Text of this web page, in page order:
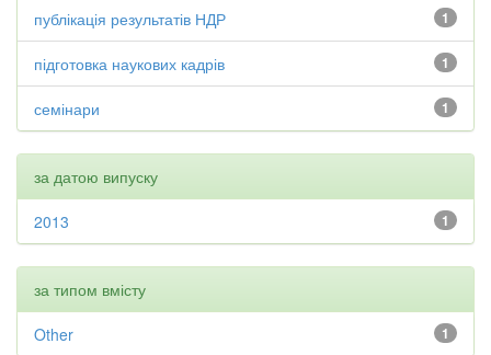
1
публікація результатів НДР
1
підготовка наукових кадрів
1
семінари
за датою випуску
1
2013
за типом вмісту
1
Other